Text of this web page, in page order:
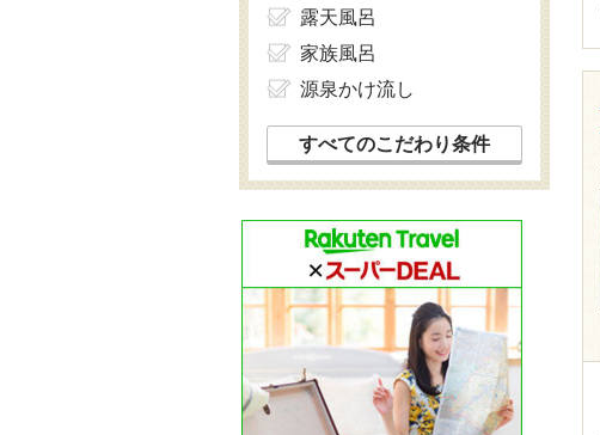
露天風呂
家族風呂
源泉かけ流し
すべてのこだわり条件